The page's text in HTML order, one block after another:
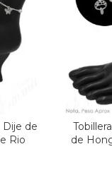
Dije de
Rio
de